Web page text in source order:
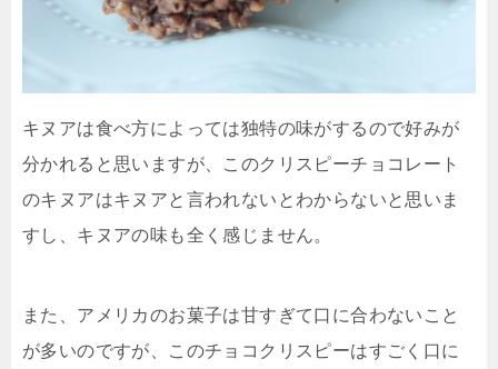
キヌアは食べ方によっては独特の味がするので好みが
分かれると思いますが、このクリスピーチョコレート
のキヌアはキヌアと言われないとわからないと思いま
すし、キヌアの味も全く感じません。
また、アメリカのお菓子は甘すぎて口に合わないこと
が多いのですが、このチョコクリスピーはすごく口に